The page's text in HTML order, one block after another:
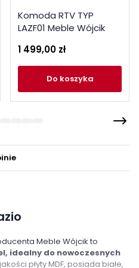
Komoda RTV TYP
LAZF01 Meble Wójcik
1 499,00 zł
do koszyka
Meble Wójcik to
idealny do nowoczesnych
płyty MDF, posiada białe,